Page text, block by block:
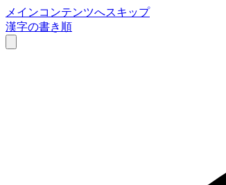
メインコンテンツへスキップ
漢字の書き順